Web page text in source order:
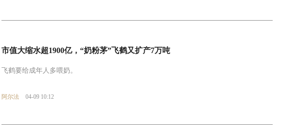
市值大缩水超1900亿，“奶粉茅”飞鹤又扩产7万吨
飞鹤要给成年人多喂奶。
阿尔法 04-09 10:12